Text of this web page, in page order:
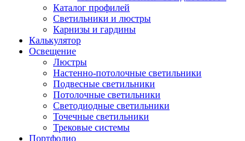
Каталог профилей
Светильники и люстры
Карнизы и гардины
Калькулятор
Освещение
Люстры
Настенно-потолочные светильники
Подвесные светильники
Потолочные светильники
Светодиодные светильники
Точечные светильники
Трековые системы
Портфолио